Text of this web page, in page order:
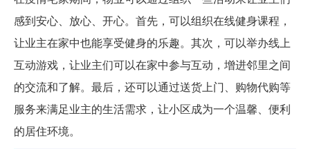
感到安心、放心、开心。首先，可以组织在线健身课程，
让业主在家中也能享受健身的乐趣。其次，可以举办线上
互动游戏，让业主们可以在家中参与互动，增进邻里之间
的交流和了解。最后，还可以通过送货上门、购物代购等
服务来满足业主的生活需求，让小区成为一个温馨、便利
的居住环境。